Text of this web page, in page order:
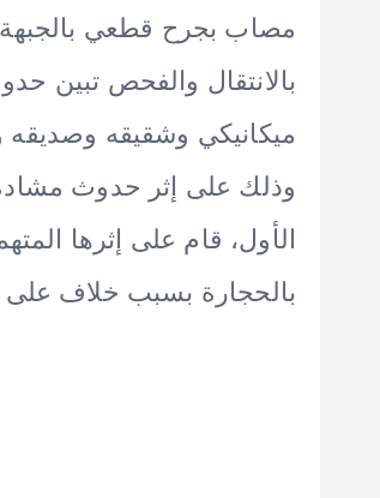
مصاب بجرح قطعي
بالانتقال والفحص تبين
ميكانيكي وشقيقه وصديقه
وذلك على إثر حدوث
الأول، قام على إثرها
بالحجارة بسبب خلاف